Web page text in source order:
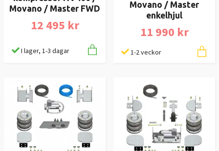
Movano / Master FWD
12 495 kr
I lager, 1-3 dagar
Movano / Master
enkelhjul
11 990 kr
1-2 veckor